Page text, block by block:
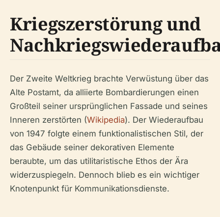
Kriegszerstörung und
Der Zweite Weltkrieg brachte Verwüstung über das
Alte Postamt, da alliierte Bombardierungen einen
Großteil seiner ursprünglichen Fassade und seines
Inneren zerstörten (Wikipedia). Der Wiederaufbau
von 1947 folgte einem funktionalistischen Stil, der
das Gebäude seiner dekorativen Elemente
beraubte, um das utilitaristische Ethos der Ära
widerzuspiegeln. Dennoch blieb es ein wichtiger
Knotenpunkt für Kommunikationsdienste.